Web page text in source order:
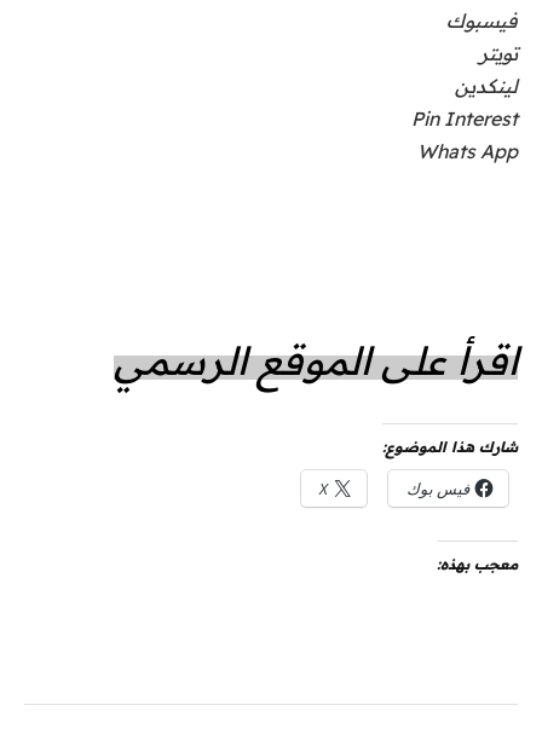
فيسبوك
تويتر
لينكدين
Pin Interest
Whats App
اقرأ على الموقع الرسمي
شارك هذا الموضوع:
فيس بوك X
معجب بهذه: